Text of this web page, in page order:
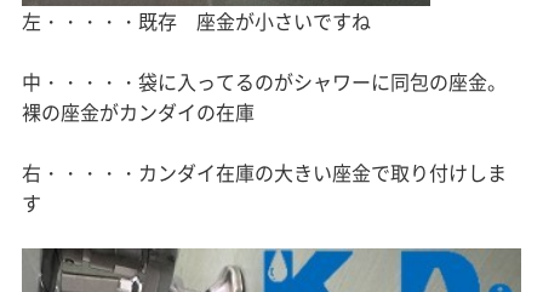
左・・・・・既存 座金が小さいですね
中・・・・・袋に入ってるのがシャワーに同包の座金。
裸の座金がカンダイの在庫
右・・・・・カンダイ在庫の大きい座金で取り付けしま
す